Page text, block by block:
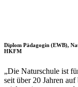
Diplom Pädagogin (EWB),
HKFM
„Die Naturschule ist
seit über 20 Jahren